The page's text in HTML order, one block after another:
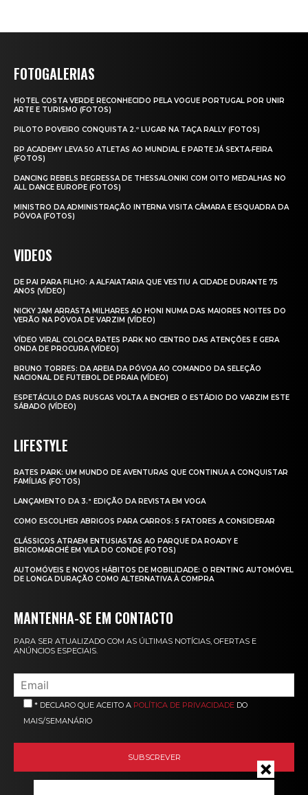
FOTOGALERIAS
HOTEL COSTA VERDE RECONHECIDO PELA VOGUE PORTUGAL POR UNIR
ARTE E TURISMO (FOTOS)
PILOTO POVEIRO CONQUISTA 2.º LUGAR NA TAÇA RALLY (FOTOS)
RP ACADEMY LEVA 50 ATLETAS AO MUNDIAL E PARTE JÁ SEXTA‑FEIRA
(FOTOS)
DANCING REBELS REGRESSA DE THESSALONIKI COM OITO MEDALHAS NO
ALL DANCE EUROPE (FOTOS)
MINISTRO DA ADMINISTRAÇÃO INTERNA VISITA CÂMARA E ESQUADRA DA
PÓVOA (FOTOS)
VIDEOS
DE PAI PARA FILHO: A ALFAIATARIA QUE VESTIU A CIDADE DURANTE 75
ANOS (VÍDEO)
NICKY JAM ARRASTA MILHARES AO HONI NUMA DAS MAIORES NOITES DO
VERÃO NA PÓVOA DE VARZIM (VÍDEO)
VÍDEO VIRAL COLOCA RATES PARK NO CENTRO DAS ATENÇÕES E GERA
ONDA DE PROCURA (VÍDEO)
BRUNO TORRES: DA AREIA DA PÓVOA AO COMANDO DA SELEÇÃO
NACIONAL DE FUTEBOL DE PRAIA (VÍDEO)
ESPETÁCULO DAS RUSGAS VOLTA A ENCHER O ESTÁDIO DO VARZIM ESTE
SÁBADO (VÍDEO)
LIFESTYLE
RATES PARK: UM MUNDO DE AVENTURAS QUE CONTINUA A CONQUISTAR
FAMÍLIAS (FOTOS)
LANÇAMENTO DA 3.ª EDIÇÃO DA REVISTA EM VOGA
COMO ESCOLHER ABRIGOS PARA CARROS: 5 FATORES A CONSIDERAR
CLÁSSICOS ATRAEM ENTUSIASTAS AO PARQUE DA ROADY E
BRICOMARCHÉ EM VILA DO CONDE (FOTOS)
AUTOMÓVEIS E NOVOS HÁBITOS DE MOBILIDADE: O RENTING AUTOMÓVEL
DE LONGA DURAÇÃO COMO ALTERNATIVA À COMPRA
MANTENHA-SE EM CONTACTO
PARA SER ATUALIZADO COM AS ÚLTIMAS NOTÍCIAS, OFERTAS E
ANÚNCIOS ESPECIAIS.
* DECLARO QUE ACEITO A POLÍTICA DE PRIVACIDADE DO
MAIS/SEMANÁRIO